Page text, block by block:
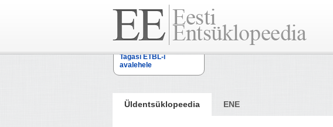
Tagasi ETBL-i
avalehele
Üldentsüklopeedia ENE